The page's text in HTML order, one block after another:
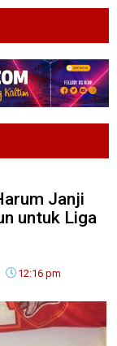
Janji
untuk Liga
12:16 pm